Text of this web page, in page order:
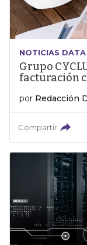
NOTICIAS DATA
Grupo
facturación
por Redacción
Compartir